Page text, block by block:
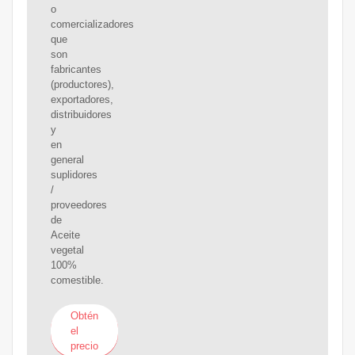
o
comercializadores
que
son
fabricantes
(productores),
exportadores,
distribuidores
y
en
general
suplidores
/
proveedores
de
Aceite
vegetal
100%
comestible.
Obtén
el
precio